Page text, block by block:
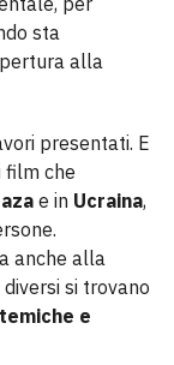
sta
alla
presentati. E
film che
e in Ucraina,
anche alla
si trovano
e